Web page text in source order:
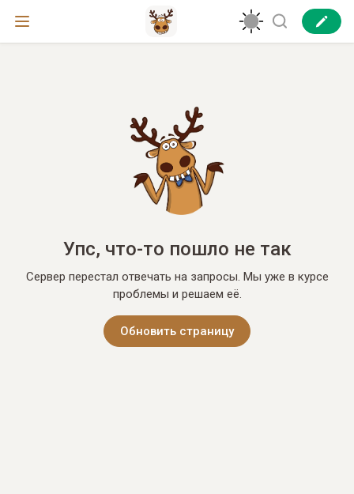
Упс, что-то пошло не так
Сервер перестал отвечать на запросы. Мы уже в курсе
проблемы и решаем её.
Обновить страницу